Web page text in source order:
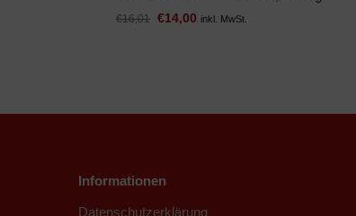
€16,01 €14,00 inkl. MwSt.
Informationen
Datenschutzerklärung